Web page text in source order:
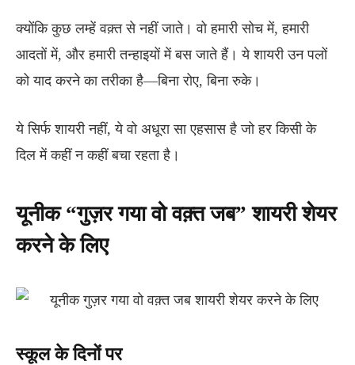
क्योंकि कुछ लम्हें वक़्त से नहीं जाते। वो हमारी सोच में, हमारी
आदतों में, और हमारी तन्हाइयों में बस जाते हैं। ये शायरी उन पलों
को याद करने का तरीका है—बिना रोए, बिना रुके।
ये सिर्फ शायरी नहीं, ये वो अधूरा सा एहसास है जो हर किसी के
दिल में कहीं न कहीं बचा रहता है।
यूनीक “गुज़र गया वो वक़्त जब” शायरी शेयर
करने के लिए
स्कूल के दिनों पर